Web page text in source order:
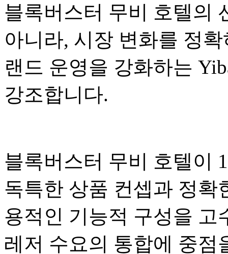
블록버스터 무비 호텔의
아니라, 시장 변화를 정
랜드 운영을 강화하는
강조합니다.
블록버스터 무비 호텔이
독특한 상품 컨셉과 정확
용적인 기능적 구성을 고
레저 수요의 통합에 중점